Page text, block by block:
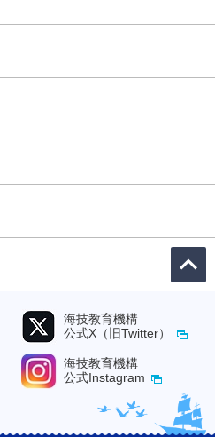
海技教育機構
公式X（旧Twitter）
海技教育機構
公式Instagram